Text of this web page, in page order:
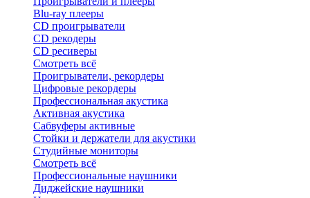
Blu-ray плееры
CD проигрыватели
CD рекодеры
CD ресиверы
Смотреть всё
Проигрыватели, рекордеры
Цифровые рекордеры
Профессиональная акустика
Активная акустика
Сабвуферы активные
Стойки и держатели для акустики
Студийные мониторы
Смотреть всё
Профессиональные наушники
Диджейские наушники